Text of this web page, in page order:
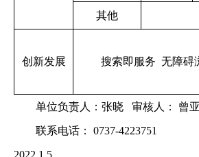
其他
创新发展 搜索即服务 无障碍
单位负责人：张晓 审核人： 曾
联系电话： 0737-
2022.1.5